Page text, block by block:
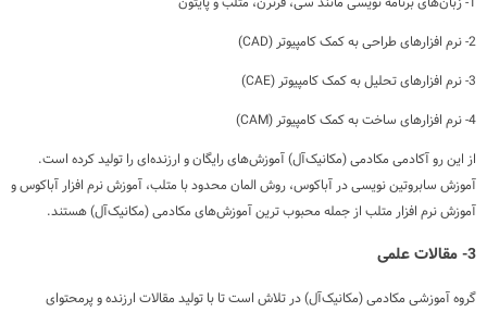
2- نرم افزارهای طراحی به کمک کامپیوتر (CAD)
3- نرم افزارهای تحلیل به کمک کامپیوتر (CAE)
4- نرم افزارهای ساخت به کمک کامپیوتر (CAM)
از این رو آکادمی مکادمی (مکانیک‌آل) آموزش‌های رایگان و ارزنده‌ای را تولید کرده است.
آموزش سابروتین نویسی در آباکوس، روش المان محدود با متلب، آموزش نرم افزار آباکوس و
آموزش نرم افزار متلب از جمله محبوب ترین آموزش‌های مکادمی (مکانیک‌آل) هستند.
3- مقالات علمی
گروه آموزشی مکادمی (مکانیک‌آل) در تلاش است تا با تولید مقالات ارزنده و پرمحتوای